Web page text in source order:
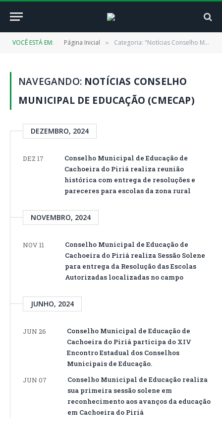
VOCÊ ESTÁ EM: Página Inicial » Categoria: "Notícias Conselho Municipal de Educação (CMECAP)"
NAVEGANDO: NOTÍCIAS CONSELHO
MUNICIPAL DE EDUCAÇÃO (CMECAP)
DEZEMBRO, 2024
DEZ 17
Conselho Municipal de Educação de
Cachoeira do Piriá realiza reunião
histórica com entrega de resoluções e
pareceres para escolas da zona rural
NOVEMBRO, 2024
NOV 11
Conselho Municipal de Educação de
Cachoeira do Piriá realiza Sessão Solene
para entrega da Resolução das Escolas
Autorizadas localizadas no campo
JUNHO, 2024
JUN 26
Conselho Municipal de Educação de
Cachoeira do Piriá participa do XIV
Encontro Estadual dos Conselhos
Municipais de Educação.
JUN 07
Conselho Municipal de Educação realiza
sua primeira sessão solene em
reconhecimento aos avanços da educação
em Cachoeira do Piriá